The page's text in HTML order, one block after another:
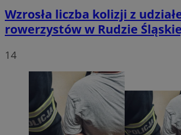
Wzrosła liczba kolizji z
rowerzystów w Rudzie
14